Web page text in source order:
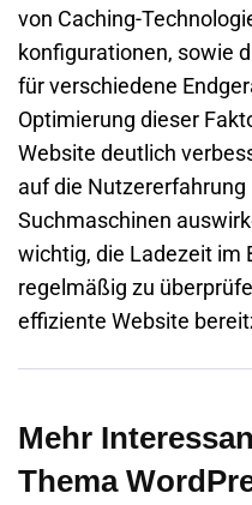
von Caching-
konfigurationen, sowie
für verschiedene
Optimierung dieser
Website deutlich
auf die Nutzererfahrung
Suchmaschinen
wichtig, die Ladezeit im
regelmäßig zu
effiziente Website
Mehr
Thema